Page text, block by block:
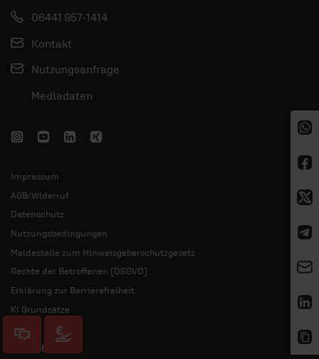
06441 957-1414
Kontakt
Nutzungsanfrage
Mediadaten
Impressum
AGB/Widerruf
Datenschutz
Nutzungsbedingungen
Meldestelle zum Hinweisgeberschutzgesetz
Rechte der Betroffenen (DSGVO)
Erklärung zur Barrierefreiheit
KI Grundsätze
© 2026 ERF